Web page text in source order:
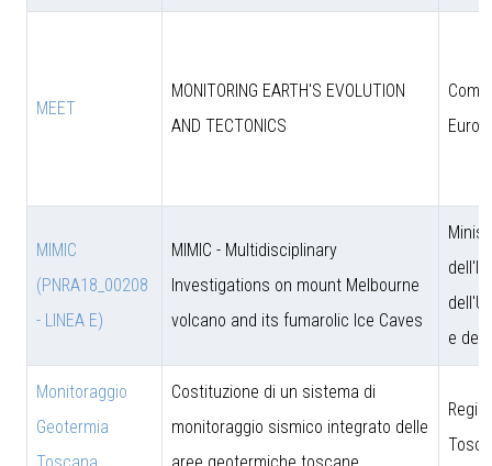
MEET
MONITORING EARTH'S EVOLUTION
AND TECTONICS
MIMIC
(PNRA18_00208
- LINEA E)
MIMIC - Multidisciplinary
Investigations on mount Melbourne
volcano and its fumarolic Ice Caves
e
Monitoraggio
Geotermia
Toscana
Costituzione di un sistema di
monitoraggio sismico integrato delle
aree geotermiche toscane